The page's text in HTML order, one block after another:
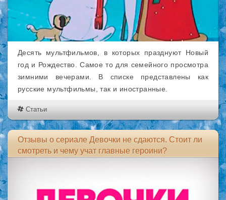
Десять мультфильмов, в которых празднуют Новый
год и Рождество. Самое то для семейного просмотра
зимними вечерами. В списке представлены как
русские мультфильмы, так и иностранные.
Статьи
Отзывы о сериале Девочки не сдаются. Стоит ли
смотреть и чему учат главные героини?